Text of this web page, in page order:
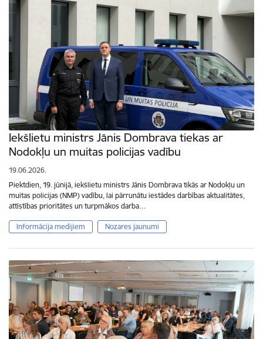
Iekšlietu ministrs Jānis Dombrava tiekas ar
Nodokļu un muitas policijas vadību
19.06.2026.
Piektdien, 19. jūnijā, iekšlietu ministrs Jānis Dombrava tikās ar Nodokļu un
muitas policijas (NMP) vadību, lai pārrunātu iestādes darbības aktualitātes,
attīstības prioritātes un turpmākos darba…
Informācija medijiem Nozares jaunumi